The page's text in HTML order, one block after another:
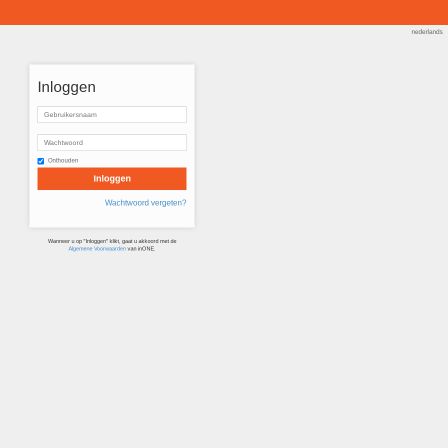
Inloggen
Onthouden
Inloggen
Wachtwoord vergeten?
Wanneer u op "Inloggen" klikt, gaat u akkoord met de
Algemene Voorwaarden van inONE.
nederlands